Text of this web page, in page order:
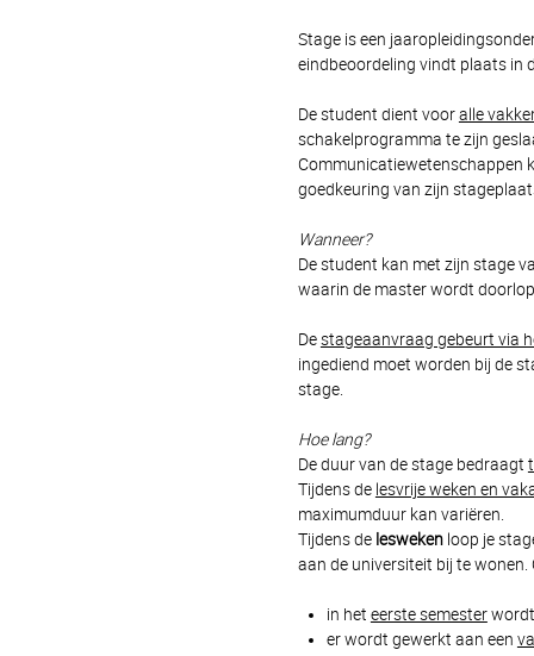
Stage is een
eindbeoordeling vindt plaats in
De student dient vooralle
schakelprogramma te zijn
Communicatiewetenschappen
goedkeuring van zijn
Wanneer?
De student kan met zijn stage
waarin de master wordt
Destageaanvraag gebeurt via
ingediend moet worden bij de
stage.
Hoe lang?
De duur van de stage bedraagt
Tijdens de lesvrije weken en
maximumduur kan variëren.
Tijdens de leswekenloop je
aan de universiteit bij te wonen.
in het eerste semester
er wordt gewerkt aan een